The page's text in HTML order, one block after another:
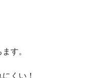
す。
くい！